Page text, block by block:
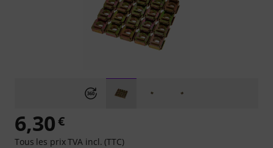
6,30€
Tous les prix TVA incl. (TTC)